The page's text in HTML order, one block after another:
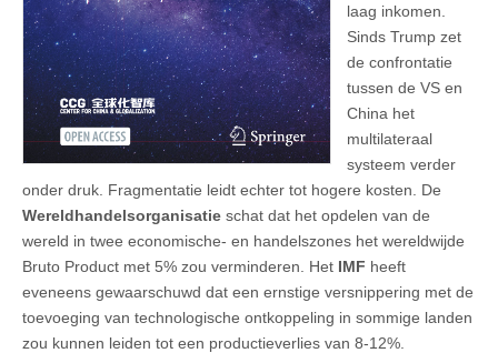
laag inkomen.
Sinds Trump zet
de confrontatie
tussen de VS en
China het
multilateraal
systeem verder
onder druk. Fragmentatie leidt echter tot hogere kosten. De
Wereldhandelsorganisatie schat dat het opdelen van de
wereld in twee economische- en handelszones het wereldwijde
Bruto Product met 5% zou verminderen. Het IMF heeft
eveneens gewaarschuwd dat een ernstige versnippering met de
toevoeging van technologische ontkoppeling in sommige landen
zou kunnen leiden tot een productieverlies van 8-12%.